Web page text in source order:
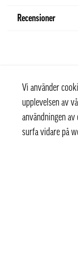
Recensioner
Vi använder
upplevelsen av
användningen
surfa vidare på